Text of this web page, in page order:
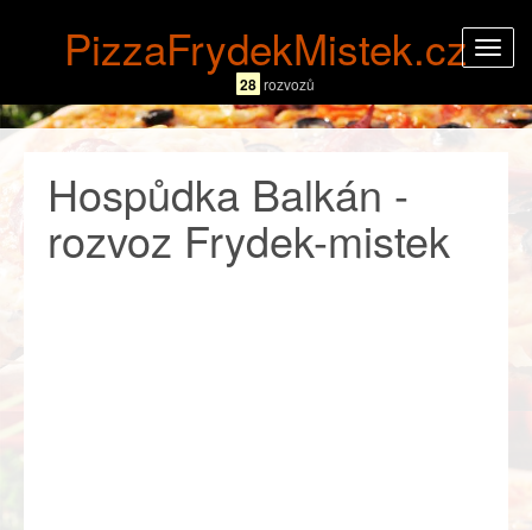
PizzaFrydekMistek.cz
28 rozvozů
Hospůdka Balkán -
rozvoz Frydek-mistek